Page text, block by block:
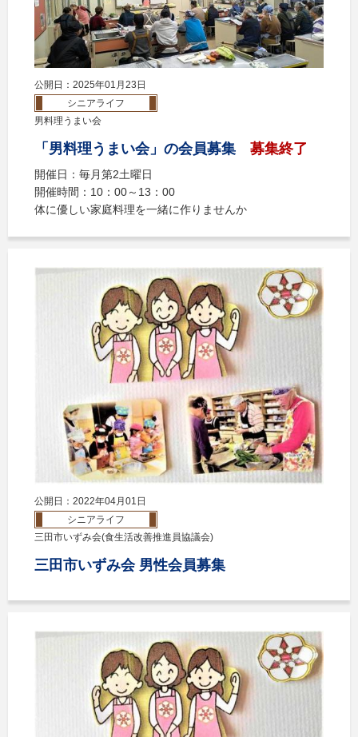
公開日：2025年01月23日
シニアライフ
男料理うまい会
「男料理うまい会」の会員募集 募集終了
開催日：毎月第2土曜日
開催時間：10：00～13：00
体に優しい家庭料理を一緒に作りませんか
公開日：2022年04月01日
シニアライフ
三田市いずみ会(食生活改善推進員協議会)
三田市いずみ会 男性会員募集